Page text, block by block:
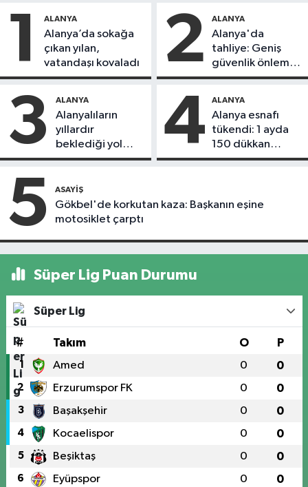
1 ALANYA
Alanya’da sokağa
çıkan yılan,
vatandaşı kovaladı
2 ALANYA
Alanya'da
tahliye: Geniş
güvenlik önlemi
alındı
3 ALANYA
Alanyalıların
yıllardır
beklediği yol
askıdan döndü
4 ALANYA
Alanya esnafı
tükendi: 1 ayda
150 dükkan
kapandı
5 ASAYIŞ
Gökbel'de korkutan kaza: Başkanın eşine
motosiklet çarptı
Süper Lig Puan Durumu
Süper Lig
# Takım O P
1 Amed 0 0
2 Erzurumspor FK 0 0
3 Başakşehir 0 0
4 Kocaelispor 0 0
5 Beşiktaş 0 0
6 Eyüpspor 0 0